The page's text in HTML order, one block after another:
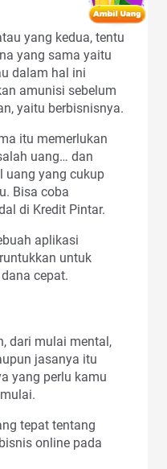
yang kedua, tentu
yang sama yaitu
dalam hal ini
amunisi sebelum
yaitu berbisnisnya.
itu memerlukan
uang… dan
uang yang cukup
Bisa coba
di Kredit Pintar.
aplikasi
untuk
cepat.
dari mulai mental,
jasanya itu
yang perlu kamu
tepat tentang
online pada